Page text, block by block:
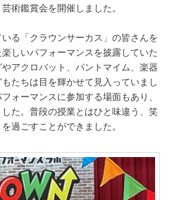
術鑑賞会を開催しました。
る「クラウンサーカス」の皆さんを
しいパフォーマンスを披露していた
アクロバット、パントマイム、楽器
たちは目を輝かせて見入っていまし
ォーマンスに参加する場面もあり、
た。普段の授業とはひと味違う、笑
過ごすことができました。